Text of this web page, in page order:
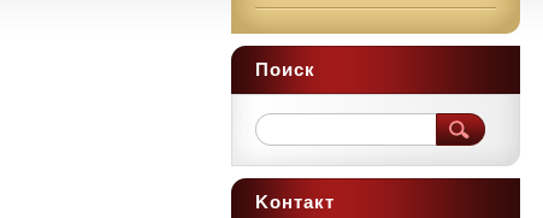
Поиск
Koнтакт